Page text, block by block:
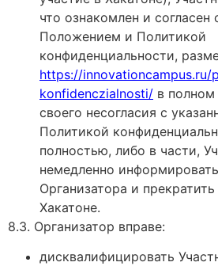
что ознакомлен и
Положением и Политикой
конфиденциальности,
https://innovationcampus.ru/
konfidenczialnosti/ в полном
своего несогласия с
Политикой
полностью, либо в части,
немедленно
Организатора и
Хакатоне.
8.3. Организатор вправе:
дисквалифицировать